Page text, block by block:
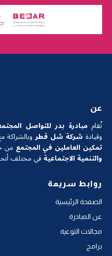
عن
تُقام مبادرة بدر للتواصل
وقيادة شركة شل قطروبالشراكة
تمكين العاملين في المجتمع من
والتنمية الاجتماعية في مختلف
روابط سريعة
الصفحة الرئيسية
عن المبادرة
مجالات التوعية
برامج